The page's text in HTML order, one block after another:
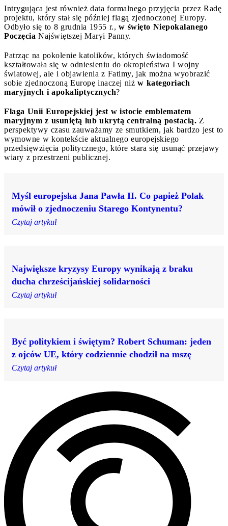
Intrygująca jest również data formalnego przyjęcia przez Radę
projektu, który stał się później flagą zjednoczonej Europy.
Odbyło się to 8 grudnia 1955 r., w święto Niepokalanego
Poczęcia Najświętszej Maryi Panny.
Patrząc na pokolenie katolików, których świadomość
kształtowała się w odniesieniu do okropieństwa I wojny
światowej, ale i objawienia z Fatimy, jak można wyobrazić
sobie zjednoczoną Europę inaczej niż w kategoriach
maryjnych i apokaliptycznych?
Flaga Unii Europejskiej jest w istocie emblematem
maryjnym z usuniętą lub ukrytą centralną postacią. Z
perspektywy czasu zauważamy ze smutkiem, jak bardzo jest to
wymowne w kontekście aktualnego europejskiego
przedsięwzięcia politycznego, które stara się usunąć przejawy
wiary z przestrzeni publicznej.
Myśl europejska Jana Pawła II. Co papież Polak
mówił o zjednoczeniu Starego Kontynentu?
Czytaj artykuł
Największe kryzysy Europy wynikają z braku
ducha chrześcijańskiej solidarności
Czytaj artykuł
Być politykiem i świętym? Robert Schuman: jeden
z ojców UE, który codziennie chodził na mszę
Czytaj artykuł